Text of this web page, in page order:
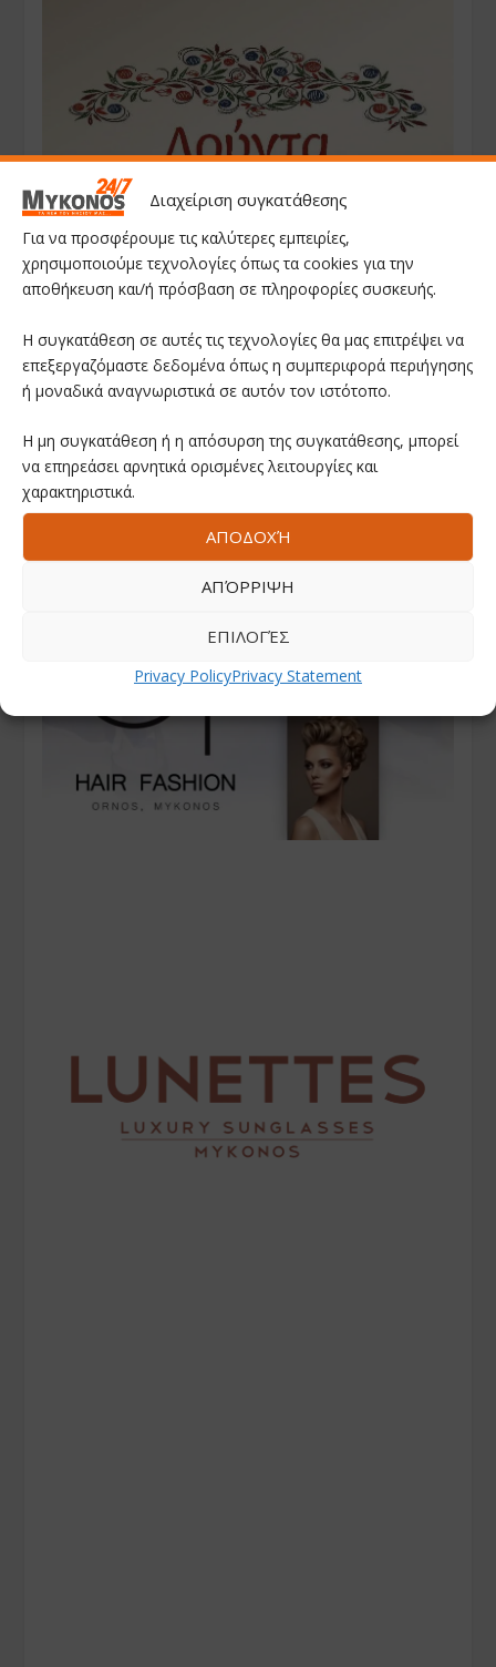
Διαχείριση συγκατάθεσης
Για να προσφέρουμε τις καλύτερες εμπειρίες,
χρησιμοποιούμε τεχνολογίες όπως τα cookies για την
αποθήκευση και/ή πρόσβαση σε πληροφορίες συσκευής.
Η συγκατάθεση σε αυτές τις τεχνολογίες θα μας επιτρέψει να
επεξεργαζόμαστε δεδομένα όπως η συμπεριφορά περιήγησης
ή μοναδικά αναγνωριστικά σε αυτόν τον ιστότοπο.
Η μη συγκατάθεση ή η απόσυρση της συγκατάθεσης, μπορεί
να επηρεάσει αρνητικά ορισμένες λειτουργίες και
χαρακτηριστικά.
ΑΠΟΔΟΧΉ
ΑΠΌΡΡΙΨΗ
ΕΠΙΛΟΓΈΣ
Privacy PolicyPrivacy Statement